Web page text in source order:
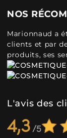
NOS
Marionnaud a
clients et par
produits, ses
L'avis des
4,3